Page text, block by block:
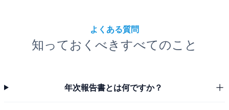
よくある質問
知っておくべきすべてのこと
年次報告書とは何ですか？